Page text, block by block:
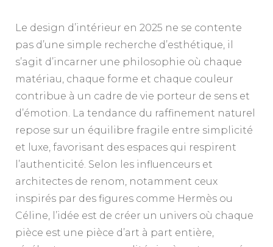
Le design d’intérieur en 2025 ne se contente
pas d’une simple recherche d’esthétique, il
s’agit d’incarner une philosophie où chaque
matériau, chaque forme et chaque couleur
contribue à un cadre de vie porteur de sens et
d’émotion. La tendance du raffinement naturel
repose sur un équilibre fragile entre simplicité
et luxe, favorisant des espaces qui respirent
l’authenticité. Selon les influenceurs et
architectes de renom, notamment ceux
inspirés par des figures comme Hermès ou
Céline, l’idée est de créer un univers où chaque
pièce est une pièce d’art à part entière,